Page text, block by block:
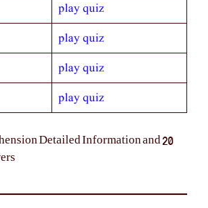
play quiz
play quiz
play quiz
play quiz
Detailed Information and 20